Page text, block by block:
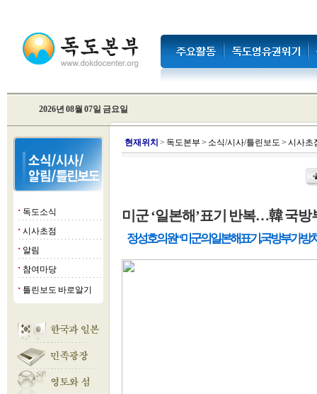
2026년 08월 07일 금요일
■ 독도소식
■ 시사초점
■ 알림
■ 참여마당
■ 틀린보도 바로알기
현재위치 > 독도본부 > 소식/시사/틀린보도 > 시사초
미군 ‘일본해’표기 반복…韓 국방
정성호 의원 “미군의 일본해 표기, 국방부가 방